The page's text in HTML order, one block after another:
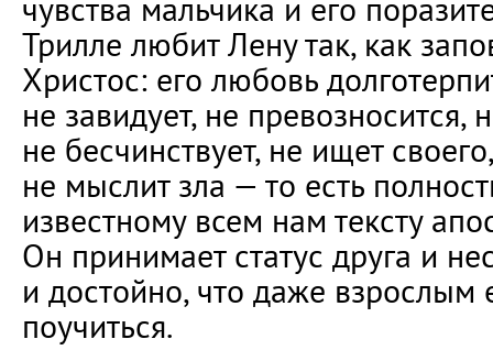
чувства мальчика и его
Трилле любит Лену так, как
Христос: его любовь
не завидует, не превозносится,
не бесчинствует, не ищет
не мыслит зла — то есть
известному всем нам тексту
Он принимает статус друга и
и достойно, что даже взрослым
поучиться.